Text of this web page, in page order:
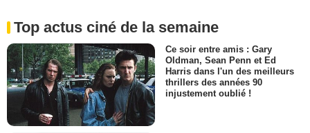
Top actus ciné de la semaine
Ce soir entre amis : Gary
Oldman, Sean Penn et Ed
Harris dans l'un des meilleurs
thrillers des années 90
injustement oublié !